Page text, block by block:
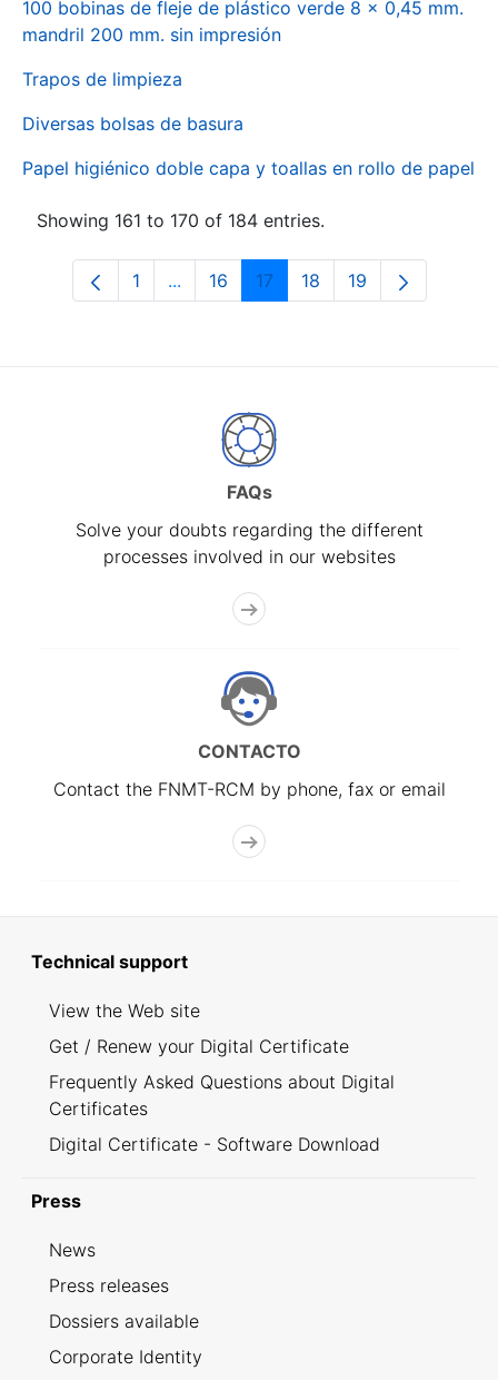
100 bobinas de fleje de plástico verde 8 x 0,45 mm.
mandril 200 mm. sin impresión
Trapos de limpieza
Diversas bolsas de basura
Papel higiénico doble capa y toallas en rollo de papel
Showing 161 to 170 of 184 entries.
Page
1 ...Intermediate Pages Use TAB to
Page
16 Page
17 Page
18 Page
19
FAQs
Solve your doubts regarding the different
processes involved in our websites
CONTACTO
Contact the FNMT-RCM by phone, fax or email
Technical support
View the Web site
Get / Renew your Digital Certificate
Frequently Asked Questions about Digital
Certificates
Digital Certificate - Software Download
Press
News
Press releases
Dossiers available
Corporate Identity